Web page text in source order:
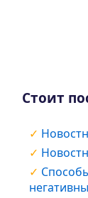
Стоит